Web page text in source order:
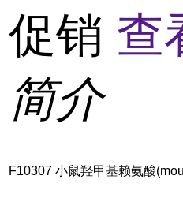
促销 查
简介
F10307 小鼠羟甲基赖氨酸